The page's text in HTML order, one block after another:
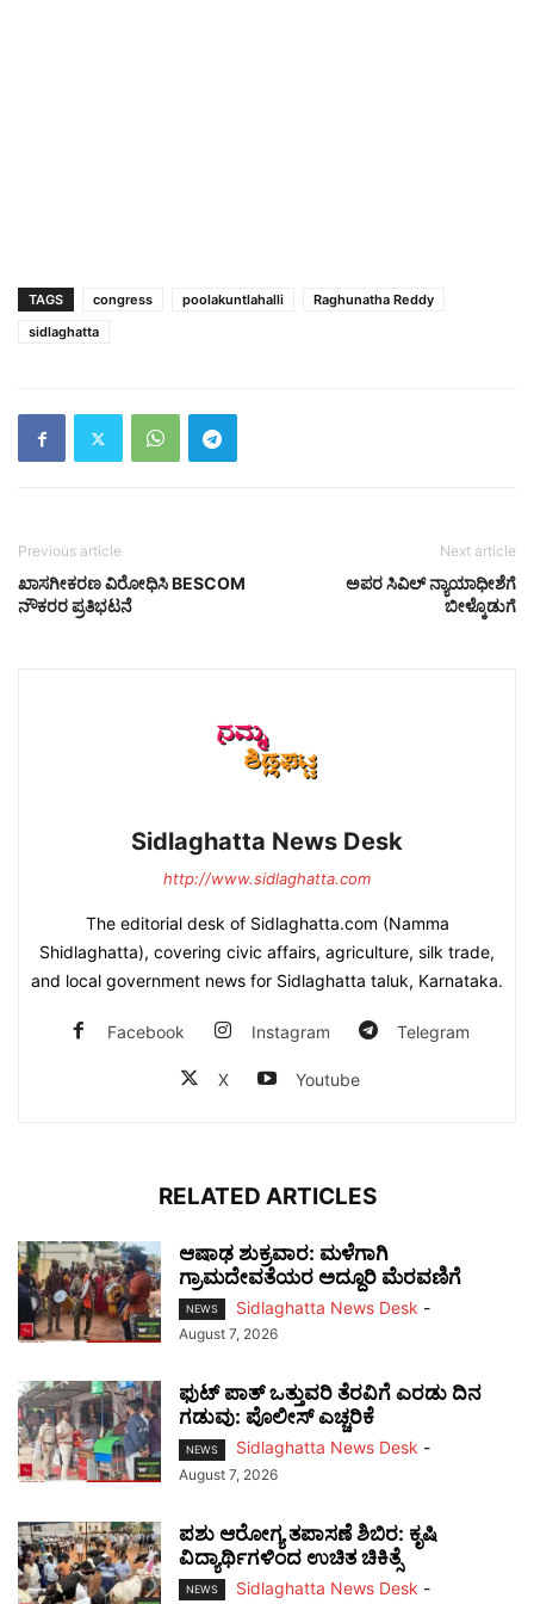
TAGS congress poolakuntlahalli
Raghunatha Reddy
sidlaghatta
Previous article
ಖಾಸಗೀಕರಣ ವಿರೋಧಿಸಿ BESCOM
ನೌಕರರ ಪ್ರತಿಭಟನೆ
Next article
ಅಪರ ಸಿವಿಲ್ ನ್ಯಾಯಾಧೀಶೆಗೆ
ಬೀಳ್ಕೊಡುಗೆ
Sidlaghatta News Desk
http://www.sidlaghatta.com
The editorial desk of Sidlaghatta.com (Namma
Shidlaghatta), covering civic affairs, agriculture, silk trade,
and local government news for Sidlaghatta taluk, Karnataka.
Facebook Instagram Telegram
X Youtube
RELATED ARTICLES
ಆಷಾಢ ಶುಕ್ರವಾರ: ಮಳೆಗಾಗಿ
ಗ್ರಾಮದೇವತೆಯರ ಅದ್ದೂರಿ ಮೆರವಣಿಗೆ
NEWS Sidlaghatta News Desk -
August 7, 2026
ಫುಟ್‌ ಪಾತ್ ಒತ್ತುವರಿ ತೆರವಿಗೆ ಎರಡು ದಿನ
ಗಡುವು: ಪೊಲೀಸ್ ಎಚ್ಚರಿಕೆ
NEWS Sidlaghatta News Desk -
August 7, 2026
ಪಶು ಆರೋಗ್ಯ ತಪಾಸಣೆ ಶಿಬಿರ: ಕೃಷಿ
ವಿದ್ಯಾರ್ಥಿಗಳಿಂದ ಉಚಿತ ಚಿಕಿತ್ಸೆ
NEWS Sidlaghatta News Desk -